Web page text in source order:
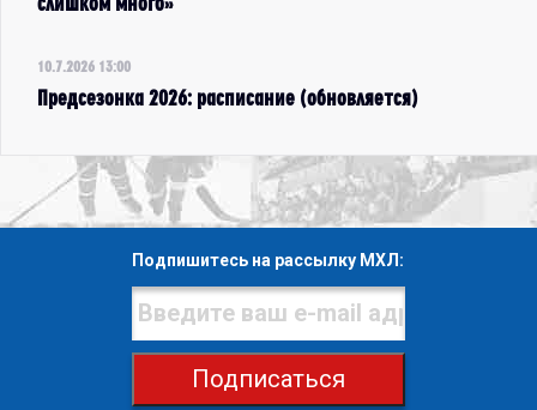
10.7.2026 13:00
Предсезонка 2026: расписание (обновляется)
Подпишитесь на рассылку МХЛ:
Подписаться